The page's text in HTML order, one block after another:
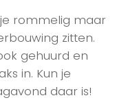
rommelig maar
zitten.
gehuurd en
in. Kun je
daar is!